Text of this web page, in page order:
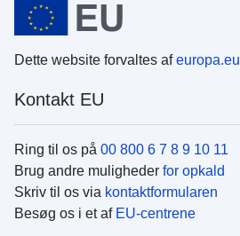
Dette website forvaltes afeuropa.eu
Kontakt EU
Ring til os på 00 800 6 7 8 9 10 11
Brug andre muligheder for opkald
Skriv til os via kontaktformularen
Besøg os i et af EU-centrene